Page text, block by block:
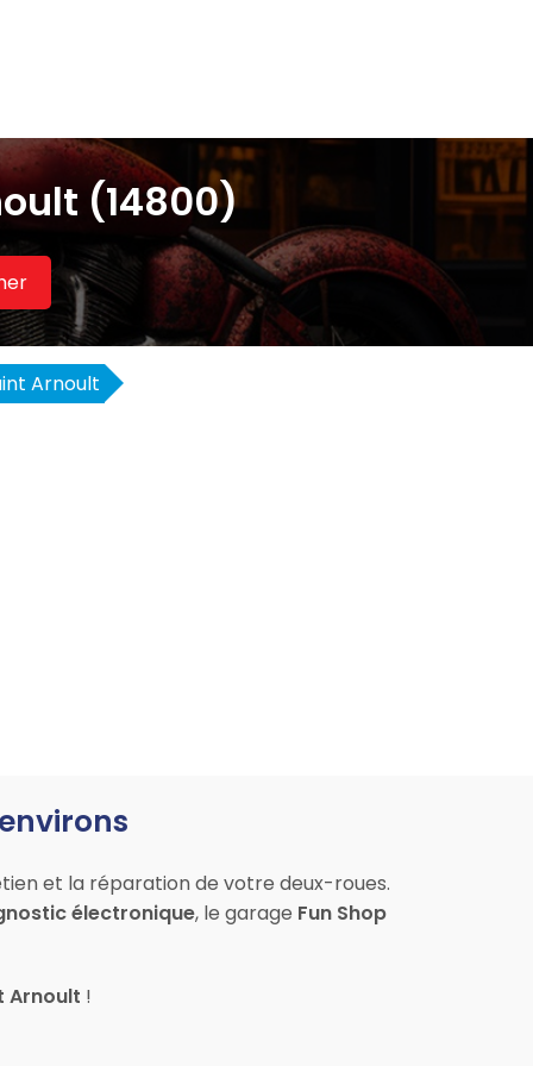
(14800)
Arnoult
et la réparation de votre deux-roues.
électronique, le garage Fun Shop
Arnoult !